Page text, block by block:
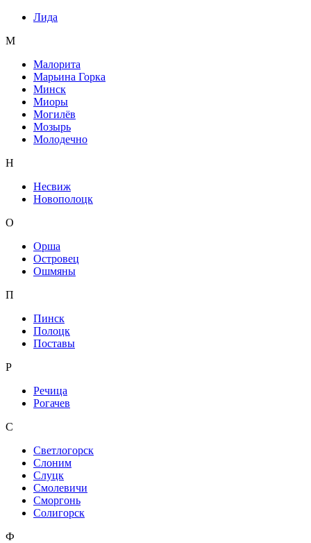
Лида
М
Малорита
Марьина Горка
Минск
Миоры
Могилёв
Мозырь
Молодечно
Н
Несвиж
Новополоцк
О
Орша
Островец
Ошмяны
П
Пинск
Полоцк
Поставы
Р
Речица
Рогачев
С
Светлогорск
Слоним
Слуцк
Смолевичи
Сморгонь
Солигорск
Ф